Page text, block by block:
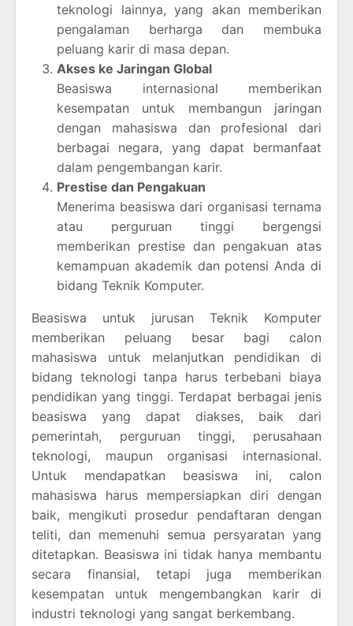
teknologi lainnya, yang akan memberikan
pengalaman berharga dan membuka
peluang karir di masa depan.
Akses ke Jaringan Global
Beasiswa internasional memberikan
kesempatan untuk membangun jaringan
dengan mahasiswa dan profesional dari
berbagai negara, yang dapat bermanfaat
dalam pengembangan karir.
Prestise dan Pengakuan
Menerima beasiswa dari organisasi ternama
atau perguruan tinggi bergengsi
memberikan prestise dan pengakuan atas
kemampuan akademik dan potensi Anda di
bidang Teknik Komputer.
Beasiswa untuk jurusan Teknik Komputer
memberikan peluang besar bagi calon
mahasiswa untuk melanjutkan pendidikan di
bidang teknologi tanpa harus terbebani biaya
pendidikan yang tinggi. Terdapat berbagai jenis
beasiswa yang dapat diakses, baik dari
pemerintah, perguruan tinggi, perusahaan
teknologi, maupun organisasi internasional.
Untuk mendapatkan beasiswa ini, calon
mahasiswa harus mempersiapkan diri dengan
baik, mengikuti prosedur pendaftaran dengan
teliti, dan memenuhi semua persyaratan yang
ditetapkan. Beasiswa ini tidak hanya membantu
secara finansial, tetapi juga memberikan
kesempatan untuk mengembangkan karir di
industri teknologi yang sangat berkembang.